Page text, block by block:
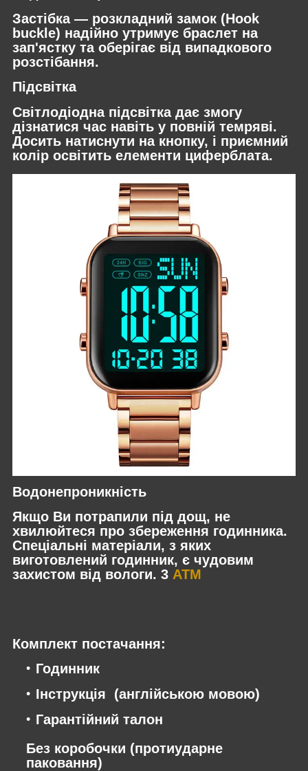
Застібка — розкладний замок (Hook
buckle) надійно утримує браслет на
зап'ястку та оберігає від випадкового
розстібання.
Підсвітка
Світлодіодна підсвітка дає змогу
дізнатися час навіть у повній темряві.
Досить натиснути на кнопку, і приємний
колір освітить елементи циферблата.
Водонепроникність
Якщо Ви потрапили під дощ, не
хвилюйтеся про збереження годинника.
Спеціальні матеріали, з яких
виготовлений годинник, є чудовим
захистом від вологи. 3 ATM
Комплект постачання:
Годинник
Інструкція (англійською мовою)
Гарантійний талон
Без коробочки (протиударне
паковання)